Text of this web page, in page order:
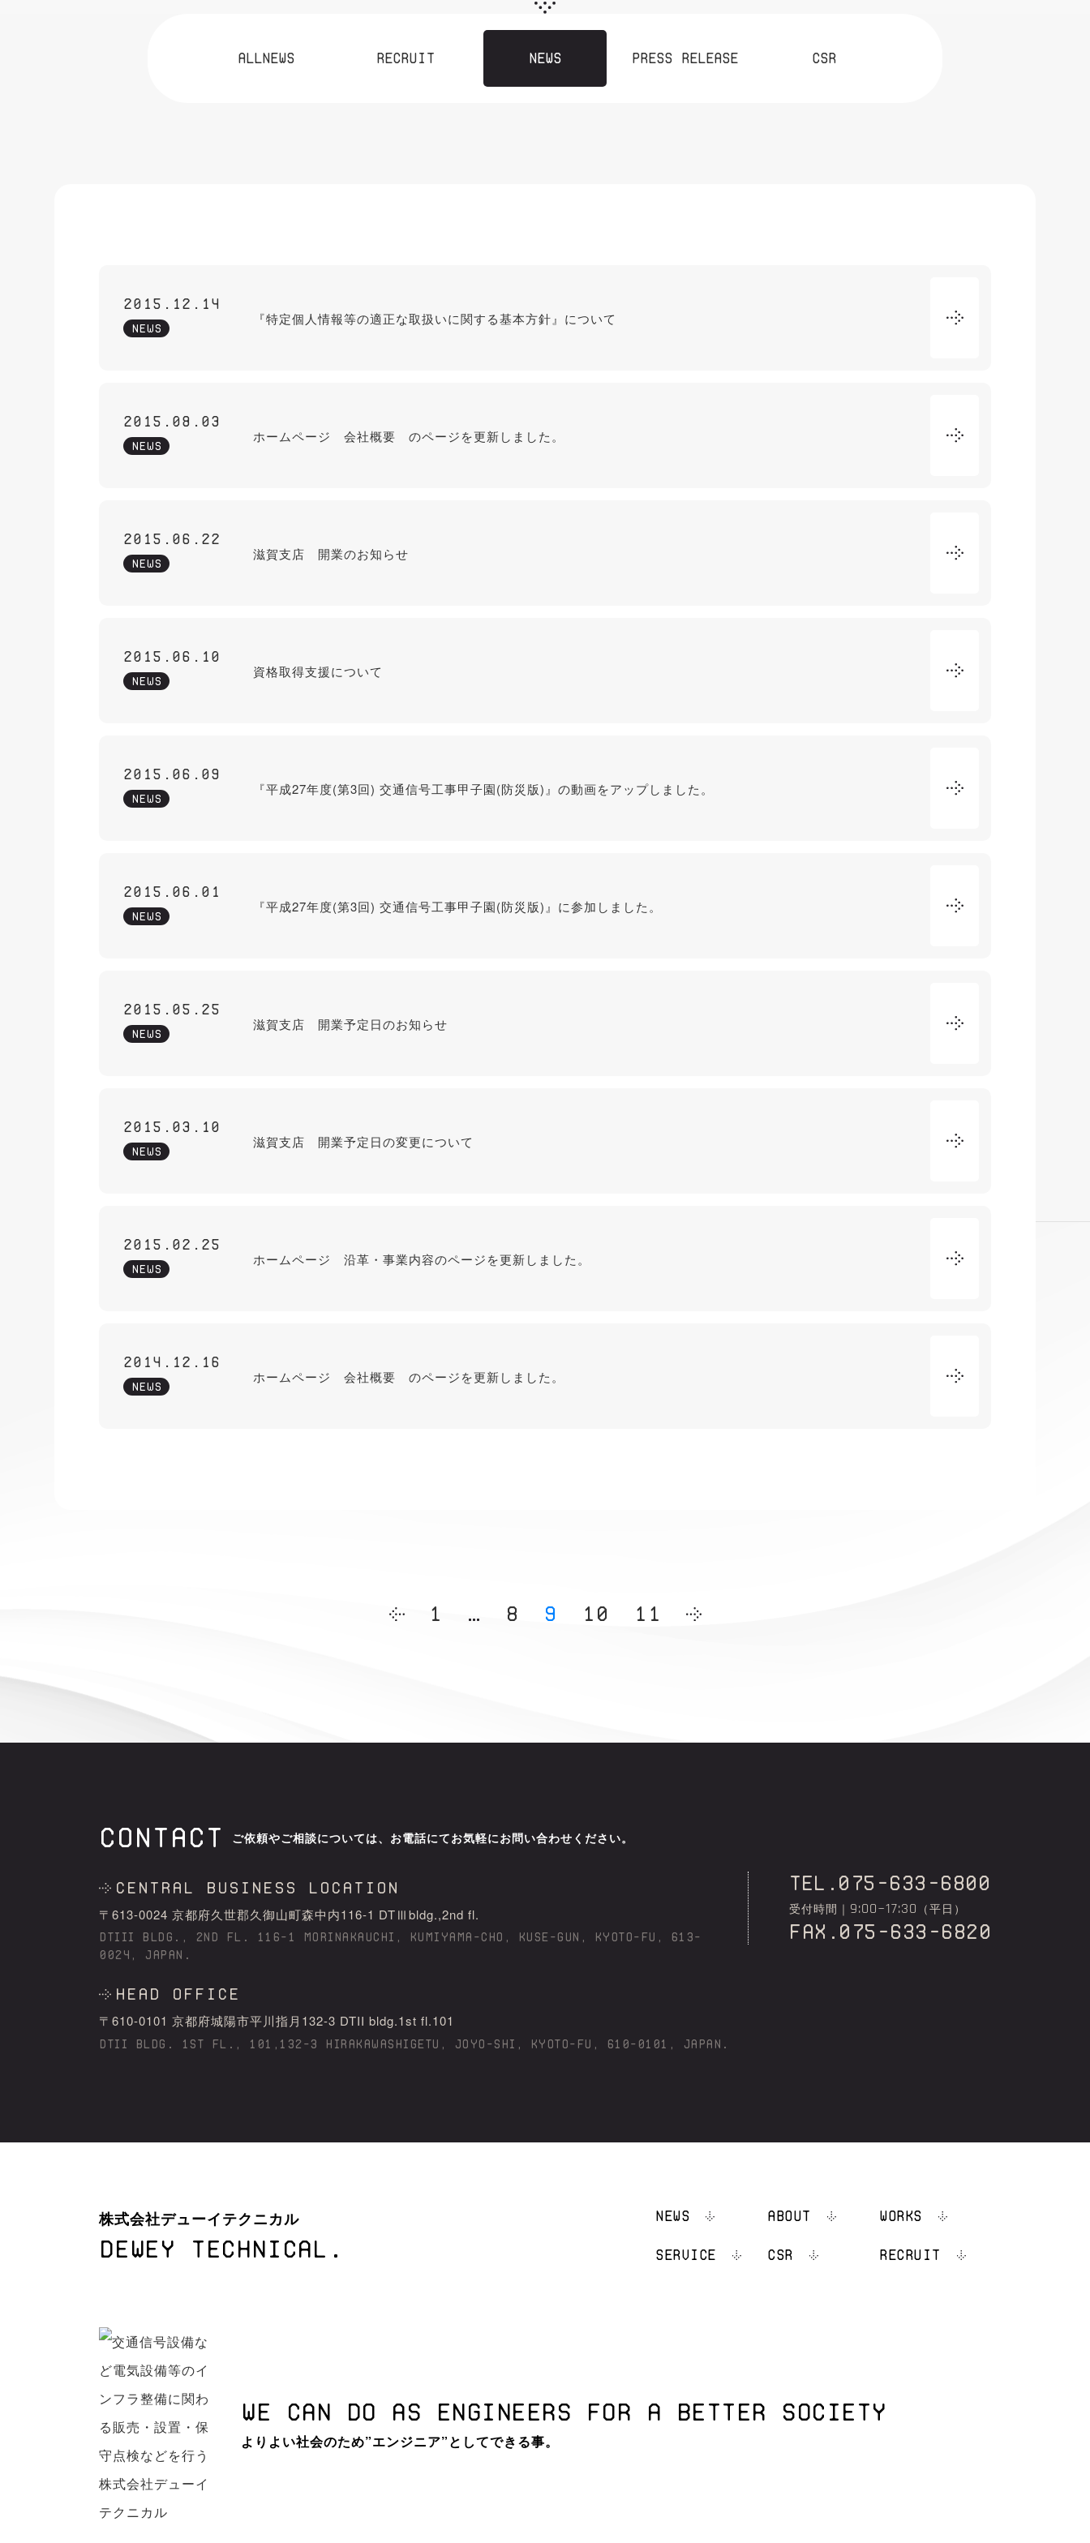
ALLNEWS RECRUIT NEWS PRESS RELEASE CSR
2015.12.14
NEWS
『特定個人情報等の適正な取扱いに関する基本方針』について
2015.08.03
NEWS
ホームページ 会社概要 のページを更新しました。
2015.06.22
NEWS
滋賀支店 開業のお知らせ
2015.06.10
NEWS
資格取得支援について
2015.06.09
NEWS
『平成27年度(第3回) 交通信号工事甲子園(防災版)』の動画をアップしました。
2015.06.01
NEWS
『平成27年度(第3回) 交通信号工事甲子園(防災版)』に参加しました。
2015.05.25
NEWS
滋賀支店 開業予定日のお知らせ
2015.03.10
NEWS
滋賀支店 開業予定日の変更について
2015.02.25
NEWS
ホームページ 沿革・事業内容のページを更新しました。
2014.12.16
NEWS
ホームページ 会社概要 のページを更新しました。
1 … 8 9 10 11
CONTACT ご依頼やご相談については、お電話にてお気軽にお問い合わせください。
Central business location
〒613-0024 京都府久世郡久御⼭町森中内116-1 DTⅢbldg.,2nd fl.
DTIII BLDG., 2ND FL. 116-1 MORINAKAUCHI, KUMIYAMA-CHO, KUSE-GUN, KYOTO-FU, 613-
0024, JAPAN.
HEAD OFFICE
〒610-0101 京都府城陽市平川指⽉132-3 DTII bldg.1st fl.101
DTII BLDG. 1ST FL., 101,132-3 HIRAKAWASHIGETU, JOYO-SHI, KYOTO-FU, 610-0101, JAPAN.
TEL.075-633-6800
受付時間｜ 9:00~17:30 （平日）
fax.075-633-6820
株式会社デューイテクニカル
DEWEY TECHNICAL.
NEWS ABOUT WORKS
SERVICE CSR RECRUIT
WE CAN DO AS ENGINEERS FOR A BETTER SOCIETY
よりよい社会のため”エンジニア”としてできる事。